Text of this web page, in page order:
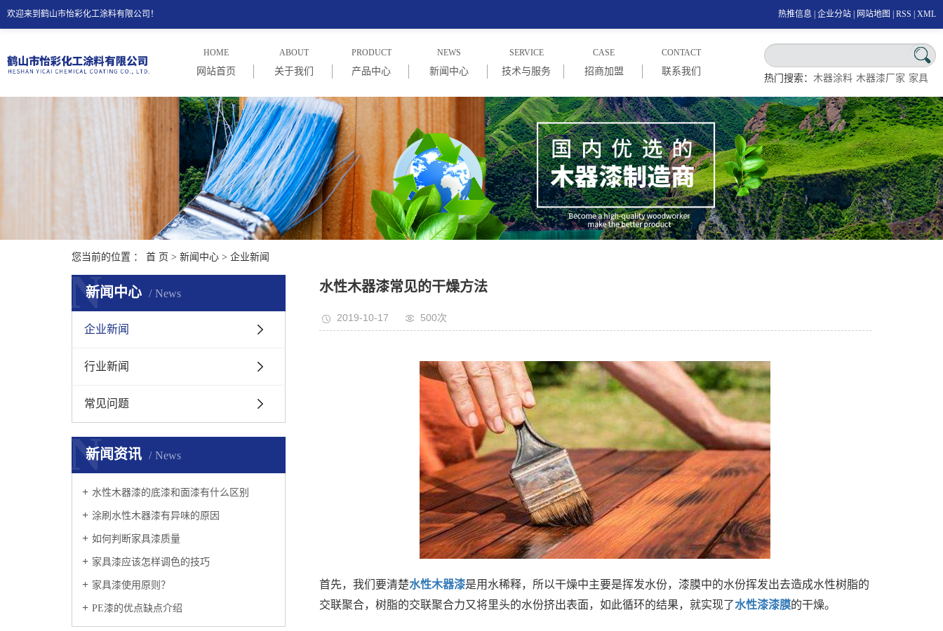
欢迎来到鹤山市怡彩化工涂料有限公司！ 热推信息 企业分站 网站地图 RSS XML
HOME
网站首页
ABOUT
关于我们
公司介绍
公司理念
PRODUCT
产品中心
PU木器漆系列
PE木器漆系列
UV漆系列
NC漆系列
水性漆系列
NEWS
新闻中心
企业新闻
行业新闻
常见问题
SERVICE
技术与服务
技术与服务
CASE
招商加盟
招商信息
加盟商家
CONTACT
联系我们
热门搜索：木器涂料 木器漆厂家 家具
漆厂家
您当前的位置 ： 首 页 > 新闻中心 > 企业新闻
新闻中心 News
N
企业新闻
行业新闻
常见问题
新闻资讯 News
N
水性木器漆的底漆和面漆有什么区别
涂刷水性木器漆有异味的原因
如何判断家具漆质量
家具漆应该怎样调色的技巧
家具漆使用原则？
PE漆的优点缺点介绍
水性木器漆常见的干燥方法
2019-10-17 500次
首先，我们要清楚水性木器漆是用水稀释，所以干燥中主要是挥发水份，漆膜中的水份挥发出去造成水性树脂的
交联聚合，树脂的交联聚合力又将里头的水份挤出表面，如此循环的结果，就实现了水性漆漆膜的干燥。